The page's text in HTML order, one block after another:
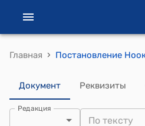
Главная ›
Документ Реквизиты
Редакция